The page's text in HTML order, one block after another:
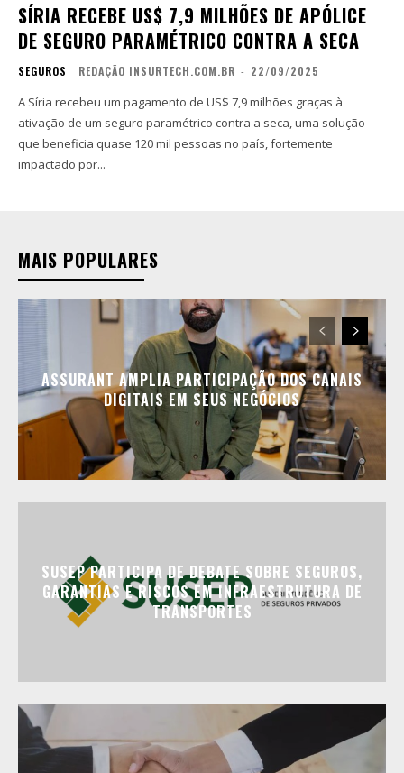
SÍRIA RECEBE US$ 7,9 MILHÕES DE APÓLICE
DE SEGURO PARAMÉTRICO CONTRA A SECA
SEGUROS REDAÇÃO INSURTECH.COM.BR - 22/09/2025
A Síria recebeu um pagamento de US$ 7,9 milhões graças à
ativação de um seguro paramétrico contra a seca, uma solução
que beneficia quase 120 mil pessoas no país, fortemente
impactado por...
MAIS POPULARES
ASSURANT AMPLIA PARTICIPAÇÃO DOS CANAIS
DIGITAIS EM SEUS NEGÓCIOS
SUSEP PARTICIPA DE DEBATE SOBRE SEGUROS,
GARANTIAS E RISCOS EM INFRAESTRUTURA DE
TRANSPORTES